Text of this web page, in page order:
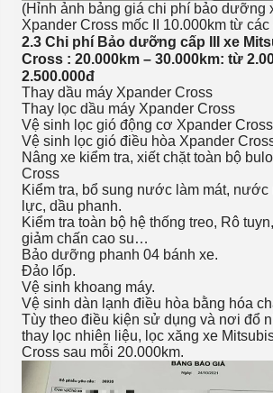
(Hỉnh ảnh bảng giá chi phí bảo dưỡng
Xpander Cross mốc II 10.000km từ
2.3 Chi phí Bảo dưỡng cấp III xe
Cross : 20.000km – 30.000km: từ
2.500.000đ
Thay dầu máy Xpander Cross
Thay lọc dầu máy Xpander Cross
Vệ sinh lọc gió động cơ Xpander Cross
Vệ sinh lọc gió điều hòa Xpander
Nâng xe kiểm tra, xiết chặt toàn bộ
Cross
Kiểm tra, bổ sung nước làm mát,
lực, dầu phanh.
Kiểm tra toàn bộ hệ thống treo, Rô
giảm chấn cao su…
Bảo dưỡng phanh 04 bánh xe.
Đảo lốp.
Vệ sinh khoang máy.
Vệ sinh dàn lạnh điều hòa bằng hóa
Tùy theo điều kiện sử dụng và nơi đổ
thay lọc nhiên liệu, lọc xăng xe
Cross sau mỗi 20.000km.